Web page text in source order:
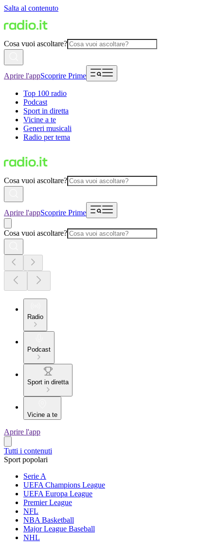
Salta al contenuto
Cosa vuoi ascoltare?
Aprire l'appScoprire Prime
Top 100 radio
Podcast
Sport in diretta
Vicine a te
Generi musicali
Radio per tema
Cosa vuoi ascoltare?
Aprire l'appScoprire Prime
Cosa vuoi ascoltare?
Radio
Podcast
Sport in diretta
Vicine a te
Aprire l'app
Tutti i contenuti
Sport popolari
Serie A
UEFA Champions League
UEFA Europa League
Premier League
NFL
NBA Basketball
Major League Baseball
NHL